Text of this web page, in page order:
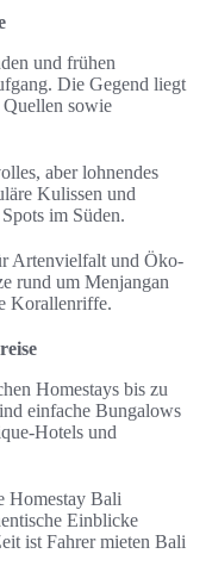
und frühen
Die Gegend liegt
sowie
aber lohnendes
Kulissen und
im Süden.
Artenvielfalt und Öko-
rund um Menjangan
Korallenriffe.
Homestays bis zu
einfache Bungalows
Hotels und
Homestay Bali
Einblicke
ist Fahrer mieten Bali